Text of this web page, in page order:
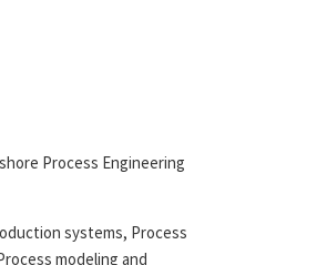
Process Engineering
systems, Process
modeling and